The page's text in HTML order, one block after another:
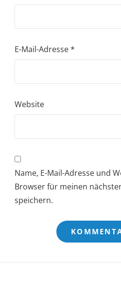
E-Mail-Adresse*
Website
Name, E-Mail-Adresse und
Browser für meinen
speichern.